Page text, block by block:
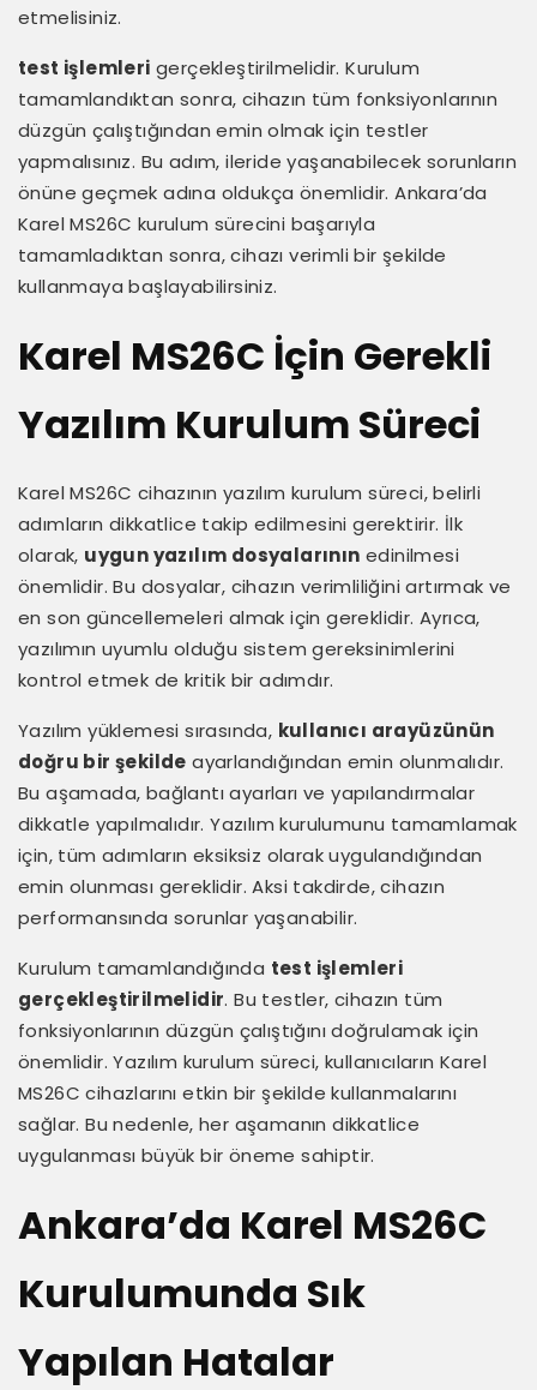
etmelisiniz.
test işlemleri gerçekleştirilmelidir. Kurulum
tamamlandıktan sonra, cihazın tüm fonksiyonlarının
düzgün çalıştığından emin olmak için testler
yapmalısınız. Bu adım, ileride yaşanabilecek sorunların
önüne geçmek adına oldukça önemlidir. Ankara’da
Karel MS26C kurulum sürecini başarıyla
tamamladıktan sonra, cihazı verimli bir şekilde
kullanmaya başlayabilirsiniz.
Karel MS26C İçin Gerekli
Yazılım Kurulum Süreci
Karel MS26C cihazının yazılım kurulum süreci, belirli
adımların dikkatlice takip edilmesini gerektirir. İlk
olarak, uygun yazılım dosyalarının edinilmesi
önemlidir. Bu dosyalar, cihazın verimliliğini artırmak ve
en son güncellemeleri almak için gereklidir. Ayrıca,
yazılımın uyumlu olduğu sistem gereksinimlerini
kontrol etmek de kritik bir adımdır.
Yazılım yüklemesi sırasında, kullanıcı arayüzünün
doğru bir şekilde ayarlandığından emin olunmalıdır.
Bu aşamada, bağlantı ayarları ve yapılandırmalar
dikkatle yapılmalıdır. Yazılım kurulumunu tamamlamak
için, tüm adımların eksiksiz olarak uygulandığından
emin olunması gereklidir. Aksi takdirde, cihazın
performansında sorunlar yaşanabilir.
Kurulum tamamlandığında test işlemleri
gerçekleştirilmelidir. Bu testler, cihazın tüm
fonksiyonlarının düzgün çalıştığını doğrulamak için
önemlidir. Yazılım kurulum süreci, kullanıcıların Karel
MS26C cihazlarını etkin bir şekilde kullanmalarını
sağlar. Bu nedenle, her aşamanın dikkatlice
uygulanması büyük bir öneme sahiptir.
Ankara’da Karel MS26C
Kurulumunda Sık
Yapılan Hatalar